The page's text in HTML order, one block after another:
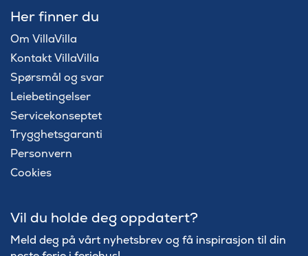
Her finner du
Om VillaVilla
Kontakt VillaVilla
Spørsmål og svar
Leiebetingelser
Servicekonseptet
Trygghetsgaranti
Personvern
Cookies
Vil du holde deg oppdatert?
Meld deg på vårt nyhetsbrev og få inspirasjon til din